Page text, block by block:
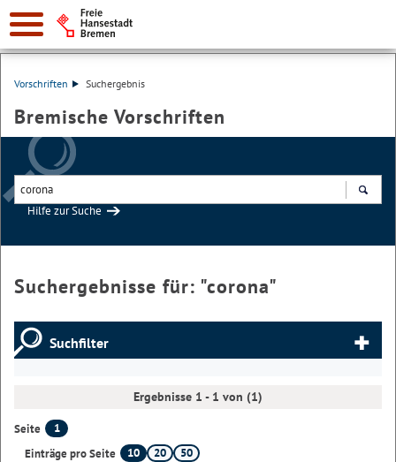
Vorschriften Suchergebnis
Bremische Vorschriften
Hilfe zur Suche
Suchergebnisse für: "corona"
Suchfilter
Ergebnisse 1 - 1 von (1)
Seite
1
Einträge pro Seite
10 20 50